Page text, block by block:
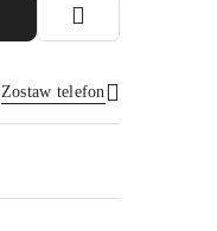
Zostaw telefon
Wyślij